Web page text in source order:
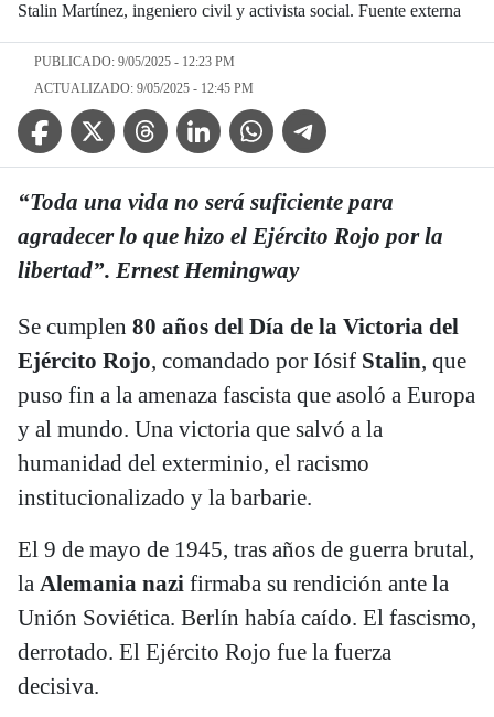
Stalin Martínez, ingeniero civil y activista social. Fuente externa
PUBLICADO: 9/05/2025 - 12:23 PM
ACTUALIZADO: 9/05/2025 - 12:45 PM
Facebook IconTwitter IconThreads IconLinkedin IconWhatsApp IconTelegram Icon
“Toda una vida no será suficiente para
agradecer lo que hizo el Ejército Rojo por la
libertad”. Ernest Hemingway
Se cumplen 80 años del Día de la Victoria del
Ejército Rojo, comandado por Iósif Stalin, que
puso fin a la amenaza fascista que asoló a Europa
y al mundo. Una victoria que salvó a la
humanidad del exterminio, el racismo
institucionalizado y la barbarie.
El 9 de mayo de 1945, tras años de guerra brutal,
la Alemania nazi firmaba su rendición ante la
Unión Soviética. Berlín había caído. El fascismo,
derrotado. El Ejército Rojo fue la fuerza
decisiva.